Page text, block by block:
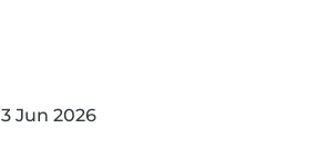
3 Jun 2026